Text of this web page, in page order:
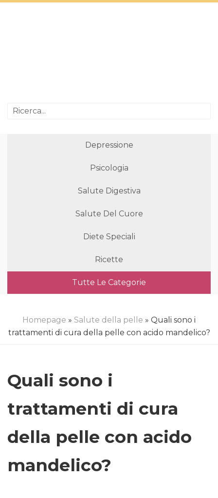
Depressione
Psicologia
Salute Digestiva
Salute Del Cuore
Diete Speciali
Ricette
Tutte Le Categorie
Homepage » Salute della pelle » Quali sono i
trattamenti di cura della pelle con acido mandelico?
Quali sono i
trattamenti di cura
della pelle con acido
mandelico?